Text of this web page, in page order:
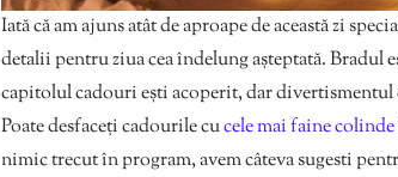
Iată că am ajuns atât de aproape de această zi
detalii pentru ziua cea îndelung așteptată. Bradul
capitolul cadouri ești acoperit, dar divertismentul
Poate desfaceți cadourile cucele mai faine colinde
nimic trecut în program, avem câteva sugesti